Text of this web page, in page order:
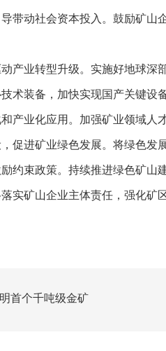
带动社会资本投入。鼓励矿山
产业转型升级。实施好地球深
术装备，加快实现国产关键
产业化应用。加强矿业领域人
促进矿业绿色发展。将绿色发
约束政策。持续推进绿色矿
实矿山企业主体责任，强化矿
首个千吨级金矿